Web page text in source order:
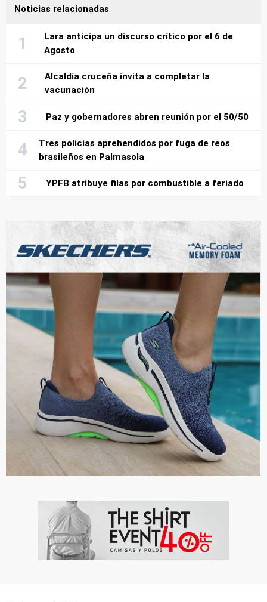
Noticias relacionadas
Lara anticipa un discurso crítico por el 6 de
Agosto
Alcaldía cruceña invita a completar la
vacunación
Paz y gobernadores abren reunión por el 50/50
Tres policías aprehendidos por fuga de reos
brasileños en Palmasola
YPFB atribuye filas por combustible a feriado